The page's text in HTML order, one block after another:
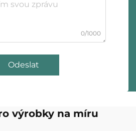
0/1000
Odeslat
výrobky na míru